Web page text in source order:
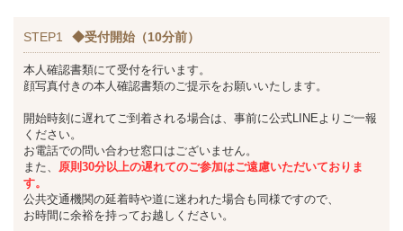
STEP1 ◆受付開始（10分前）
本人確認書類にて受付を行います。
顔写真付きの本人確認書類のご提示をお願いいたします。
開始時刻に遅れてご到着される場合は、事前に公式LINEよりご一報
ください。
お電話での問い合わせ窓口はございません。
また、 原則30分以上の遅れてのご参加はご遠慮いただいておりま
す。
公共交通機関の延着時や道に迷われた場合も同様ですので、
お時間に余裕を持ってお越しください。